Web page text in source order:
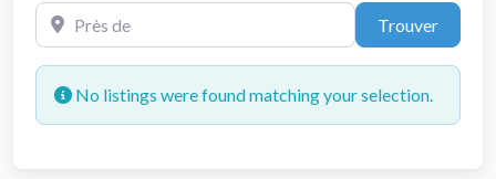
Près de
Trouver
No listings were found matching your selection.